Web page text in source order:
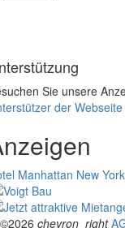
Sie unsere
der
Manhattan New York
©2026 chevron_right